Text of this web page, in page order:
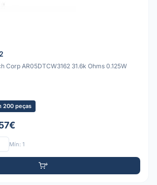
Corp AR05DTCW3162 31.6k Ohms 0.125W
200 peças
Mín: 1